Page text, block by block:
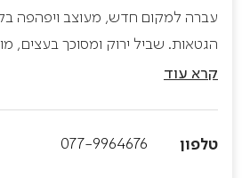
עברה למקום חדש, מעוצב ויפהפה
הגטאות. שביל ירוק ומסוכך בעצים,
ומכשפת, מוביל אל המסעדה
קרא עוד
טלפון 077-9964676